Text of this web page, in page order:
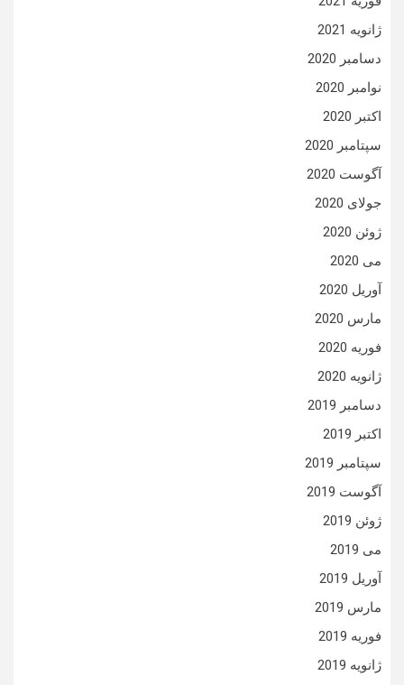
ژانویه 2021
دسامبر 2020
نوامبر 2020
اکتبر 2020
سپتامبر 2020
آگوست 2020
جولای 2020
ژوئن 2020
می 2020
آوریل 2020
مارس 2020
فوریه 2020
ژانویه 2020
دسامبر 2019
اکتبر 2019
سپتامبر 2019
آگوست 2019
ژوئن 2019
می 2019
آوریل 2019
مارس 2019
فوریه 2019
ژانویه 2019